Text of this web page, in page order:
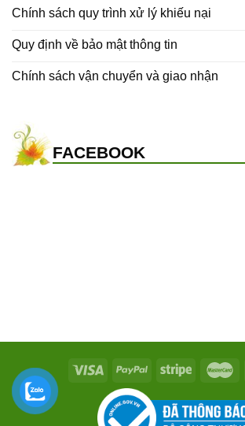
Chính sách quy trình xử lý khiếu nại
Quy định về bảo mật thông tin
Chính sách vận chuyển và giao nhận
FACEBOOK